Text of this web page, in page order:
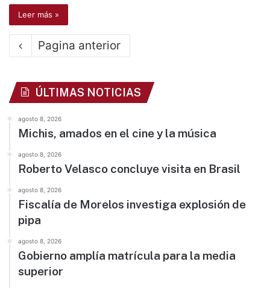
Leer más »
Pagina anterior
ÚLTIMAS NOTICIAS
agosto 8, 2026
Michis, amados en el cine y la música
agosto 8, 2026
Roberto Velasco concluye visita en Brasil
agosto 8, 2026
Fiscalía de Morelos investiga explosión de
pipa
agosto 8, 2026
Gobierno amplía matrícula para la media
superior